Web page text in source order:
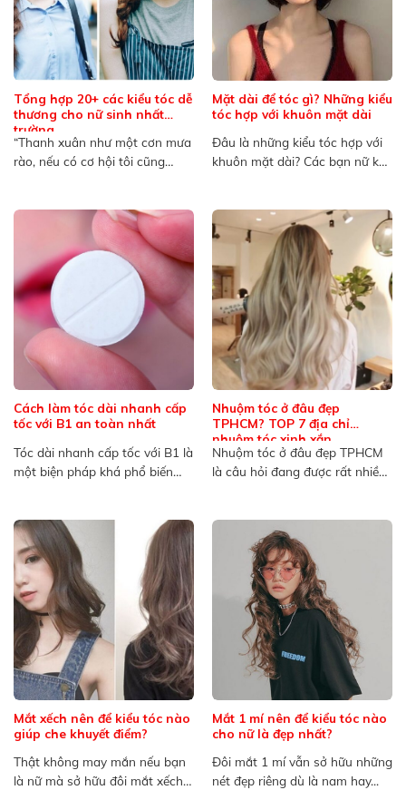
Tổng hợp 20+ các kiểu tóc dễ
thương cho nữ sinh nhất
trường
“Thanh xuân như một cơn mưa
rào, nếu có cơ hội tôi cũng
Mặt dài để tóc gì? Những kiểu
tóc hợp với khuôn mặt dài
Đâu là những kiểu tóc hợp với
khuôn mặt dài? Các bạn nữ khi
Cách làm tóc dài nhanh cấp
tốc với B1 an toàn nhất
Tóc dài nhanh cấp tốc với B1 là
một biện pháp khá phổ biến
Nhuộm tóc ở đâu đẹp
TPHCM? TOP 7 địa chỉ
nhuộm tóc xinh xắn
Nhuộm tóc ở đâu đẹp TPHCM
là câu hỏi đang được rất nhiều
Mắt xếch nên để kiểu tóc nào
giúp che khuyết điểm?
Thật không may mắn nếu bạn
là nữ mà sở hữu đôi mắt xếch
Mắt 1 mí nên để kiểu tóc nào
cho nữ là đẹp nhất?
Đôi mắt 1 mí vẫn sở hữu những
nét đẹp riêng dù là nam hay...